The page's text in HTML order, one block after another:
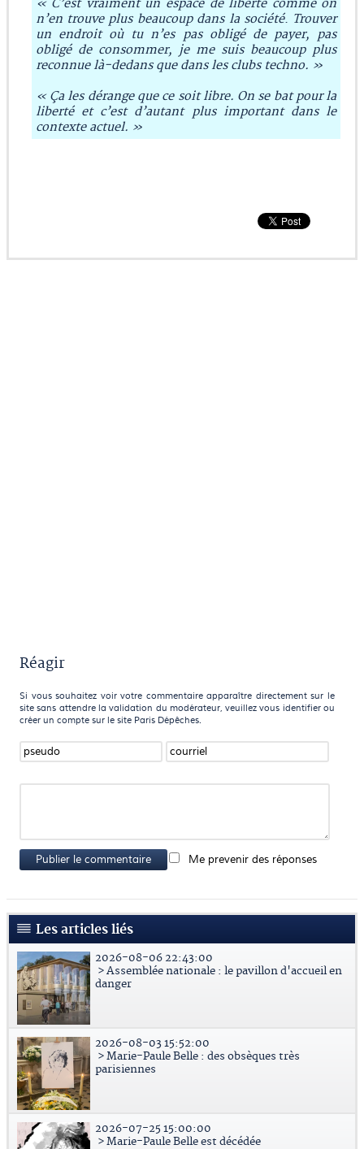
« C’est vraiment un espace de liberté comme on
n’en trouve plus beaucoup dans la société. Trouver
un endroit où tu n’es pas obligé de payer, pas
obligé de consommer, je me suis beaucoup plus
reconnue là-dedans que dans les clubs techno. »
« Ça les dérange que ce soit libre. On se bat pour la
liberté et c’est d’autant plus important dans le
contexte actuel. »
Réagir
Si vous souhaitez voir votre commentaire apparaître directement sur le
site sans attendre la validation du modérateur, veuillez vous identifier ou
créer un compte sur le site Paris Dépêches.
Publier le commentaire Me prevenir des réponses
Les articles liés
2026-08-06 22:43:00
> Assemblée nationale : le pavillon d'accueil en
danger
2026-08-03 15:52:00
> Marie-Paule Belle : des obsèques très
parisiennes
2026-07-25 15:00:00
> Marie-Paule Belle est décédée